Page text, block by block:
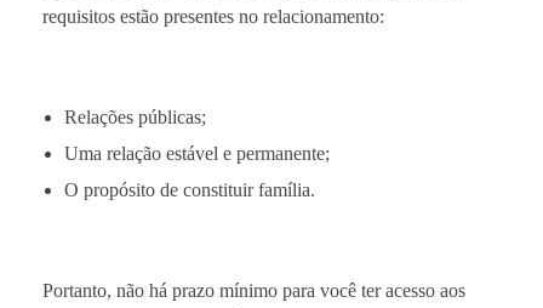
requisitos estão presentes no relacionamento:
Relações públicas;
Uma relação estável e permanente;
O propósito de constituir família.
Portanto, não há prazo mínimo para você ter acesso aos